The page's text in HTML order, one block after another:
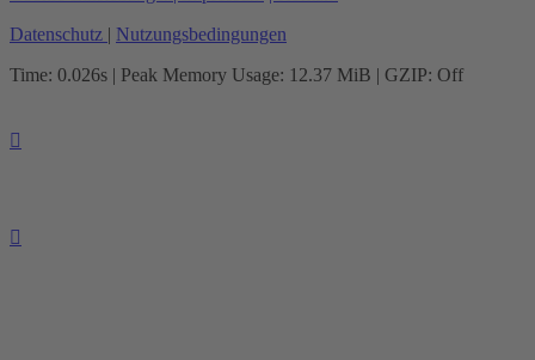
Datenschutz | Nutzungsbedingungen
Time: 0.026s | Peak Memory Usage: 12.37 MiB | GZIP: Off